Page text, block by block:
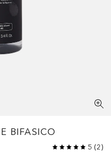
BIFASICO
5 (2)